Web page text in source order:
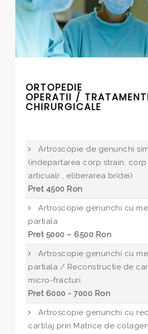
ORTOPEDIE
OPERATII /
CHIRURGICALE
Artroscopie de genunchi
(indepartarea corp strain,
articualr , eliberarea bridei)
Pret 4500 Ron
Artroscopie genunchi cu
partiala
Pret 5000 – 6500 Ron
Artroscopie genunchi cu
partiala / Reconstructie de
micro-fracturi
Pret 6000 - 7000 Ron
Artroscopie genunchi cu
cartilaj prin Matrice de